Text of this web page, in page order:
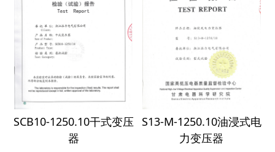
SCB10-1250.10干式变压
器
S13-M-1250.10油浸式电
力变压器